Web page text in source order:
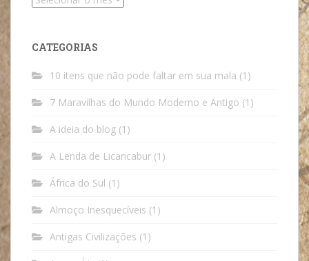
CATEGORIAS
10 itens que não pode faltar em sua mala (1)
7 Maravilhas do Mundo Moderno e Antigo (1)
A ideia do blog (1)
A Lenda de Licancabur (1)
África do Sul (1)
Almoço Inesquecíveis (1)
Antigas Civilizações (1)